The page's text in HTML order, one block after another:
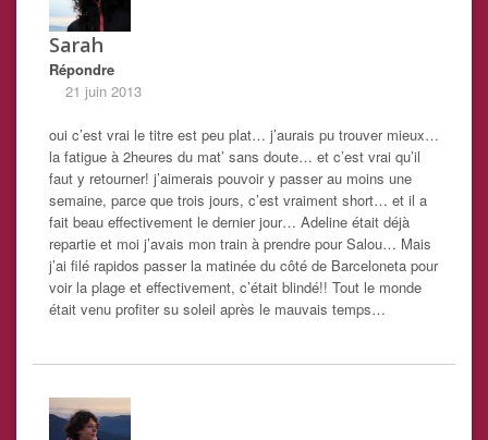
Sarah
Répondre
21 juin 2013
oui c’est vrai le titre est peu plat… j’aurais pu trouver mieux…
la fatigue à 2heures du mat’ sans doute… et c’est vrai qu’il
faut y retourner! j’aimerais pouvoir y passer au moins une
semaine, parce que trois jours, c’est vraiment short… et il a
fait beau effectivement le dernier jour… Adeline était déjà
repartie et moi j’avais mon train à prendre pour Salou… Mais
j’ai filé rapidos passer la matinée du côté de Barceloneta pour
voir la plage et effectivement, c’était blindé!! Tout le monde
était venu profiter su soleil après le mauvais temps…